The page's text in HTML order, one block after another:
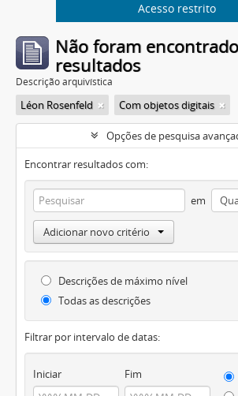
Acesso restrito
Não foram
resultados
Descrição arquivística
Léon Rosenfeld Com objetos digitais
Opções de pesquisa
Encontrar resultados com:
em
Adicionar novo critério
Descrições de máximo nível
Todas as descrições
Filtrar por intervalo de datas:
Iniciar Fim